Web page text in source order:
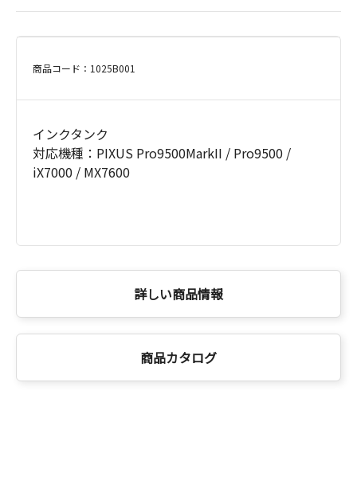
商品コード：1025B001
インクタンク
対応機種：PIXUS Pro9500MarkII / Pro9500 /
iX7000 / MX7600
詳しい商品情報
商品カタログ